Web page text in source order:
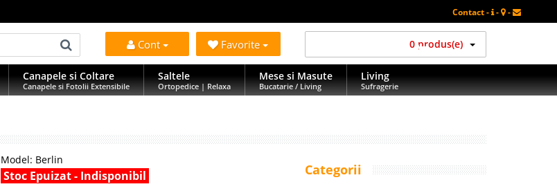
Contact - - -
Cont Favorite 0 produs(e)
Canapele si Coltare
Canapele si Fotolii Extensibile
Saltele
Ortopedice | Relaxa
Mese si Masute
Bucatarie / Living
Living
Sufragerie
Model: Berlin
Stoc Epuizat - Indisponibil Categorii